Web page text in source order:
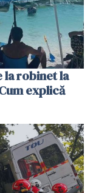
la robinet la
explică